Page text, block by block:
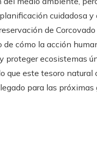
cuidadosa y
de Corcovado
cómo la acción
proteger ecosistemas
que este tesoro natural
para las próximas